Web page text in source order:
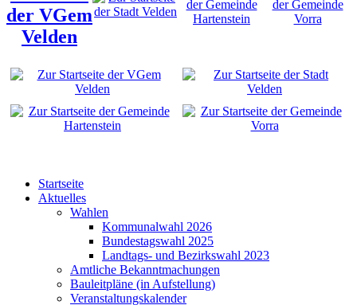
Startseite
Aktuelles
Wahlen
Kommunalwahl 2026
Bundestagswahl 2025
Landtags- und Bezirkswahl 2023
Amtliche Bekanntmachungen
Bauleitpläne (in Aufstellung)
Veranstaltungskalender